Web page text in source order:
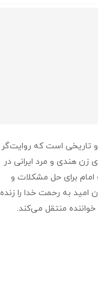
تاریخی است که روایت‌گر
زن هندی و مرد ایرانی در
امام برای حل مشکلات و
امید به رحمت خدا را زنده
منتقل می‌کند.